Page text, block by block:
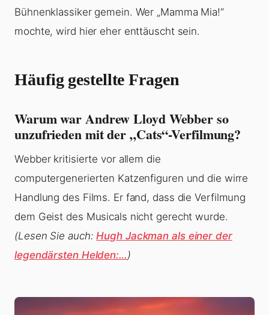
Bühnenklassiker gemein. Wer „Mamma Mia!“
mochte, wird hier eher enttäuscht sein.
Häufig gestellte Fragen
Warum war Andrew Lloyd Webber so
unzufrieden mit der „Cats“-Verfilmung?
Webber kritisierte vor allem die
computergenerierten Katzenfiguren und die wirre
Handlung des Films. Er fand, dass die Verfilmung
dem Geist des Musicals nicht gerecht wurde.
(Lesen Sie auch:Hugh Jackman als einer der
legendärsten Helden:…)